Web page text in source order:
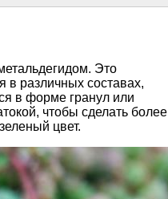
Это
в различных составах,
в форме гранул или
чтобы сделать более
цвет.